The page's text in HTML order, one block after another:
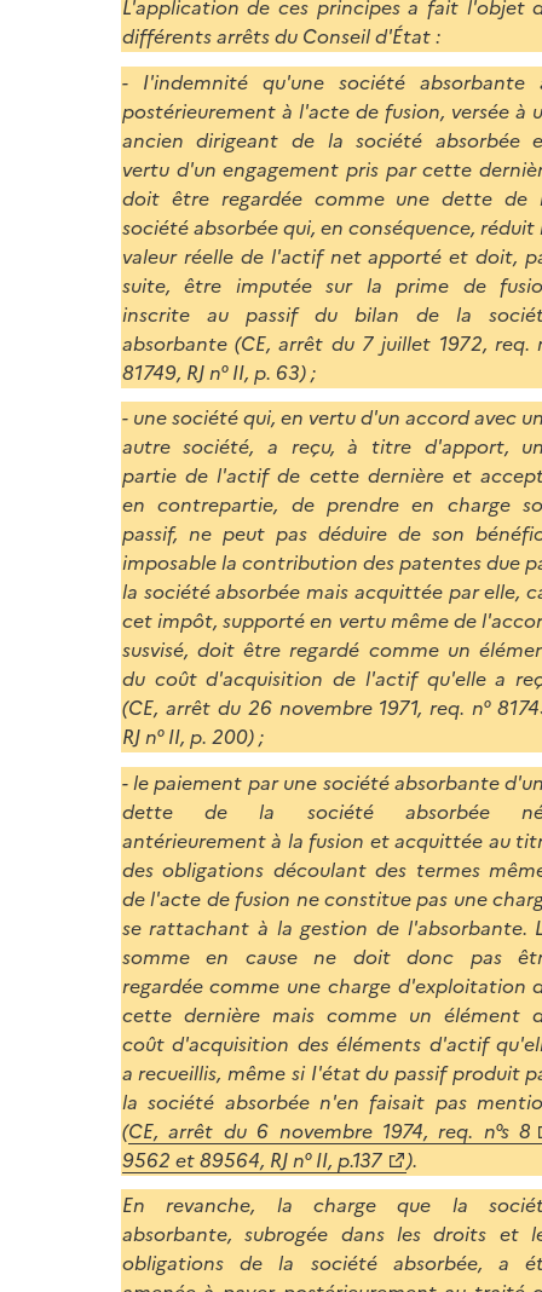
L'application de ces principes a fait l'objet
différents arrêts du Conseil d'État :
- I'indemnité qu'une société absorbante
postérieurement à l'acte de fusion, versée à
ancien dirigeant de la société absorbée
vertu d'un engagement pris par cette
doit être regardée comme une dette de
société absorbée qui, en conséquence, réduit
valeur réelle de l'actif net apporté et doit,
suite, être imputée sur la prime de
inscrite au passif du bilan de la
absorbante (CE, arrêt du 7 juillet 1972, req.
81749, RJ n° II, p. 63) ;
- une société qui, en vertu d'un accord avec
autre société, a reçu, à titre d'apport,
partie de l'actif de cette dernière et
en contrepartie, de prendre en charge
passif, ne peut pas déduire de son
imposable la contribution des patentes due
la société absorbée mais acquittée par elle,
cet impôt, supporté en vertu même de
susvisé, doit être regardé comme un
du coût d'acquisition de l'actif qu'elle a
(CE, arrêt du 26 novembre 1971, req. n°
RJ n° II, p. 200) ;
- le paiement par une société absorbante
dette de la société absorbée
antérieurement à la fusion et acquittée au
des obligations découlant des termes
de l'acte de fusion ne constitue pas une
se rattachant à la gestion de l'absorbante.
somme en cause ne doit donc pas
regardée comme une charge d'exploitation
cette dernière mais comme un élément
coût d'acquisition des éléments d'actif
a recueillis, même si I'état du passif produit
la société absorbée n'en faisait pas
(CE, arrêt du 6 novembre 1974, req. n°s 8
9562 et 89564, RJ n° II, p.137
).
En revanche, la charge que la
absorbante, subrogée dans les droits et
obligations de la société absorbée, a